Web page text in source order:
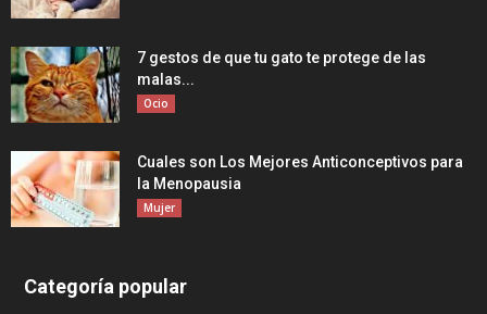
7 gestos de que tu gato te protege de las
malas...
Ocio
Cuales son Los Mejores Anticonceptivos para
la Menopausia
Mujer
Categoría popular